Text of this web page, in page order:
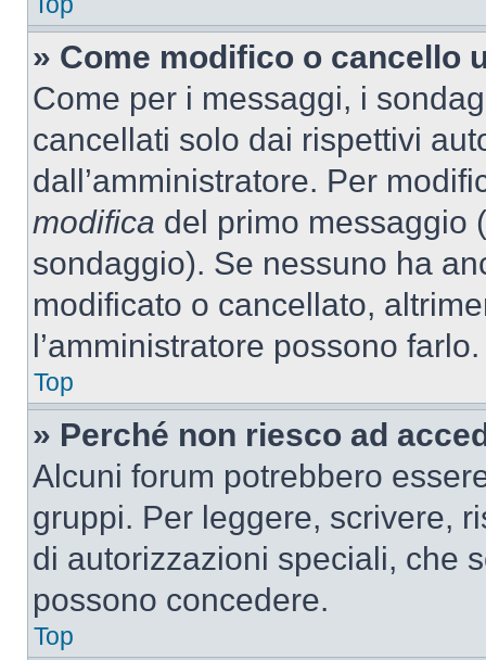
» Come modifico o cancello
Come per i messaggi, i
cancellati solo dai rispettivi
dall’amministratore. Per
modifica del primo messaggio
sondaggio). Se nessuno ha
modificato o cancellato,
l’amministratore possono farlo.
Top
» Perché non riesco ad
Alcuni forum potrebbero
gruppi. Per leggere, scrivere,
di autorizzazioni speciali, che
possono concedere.
Top